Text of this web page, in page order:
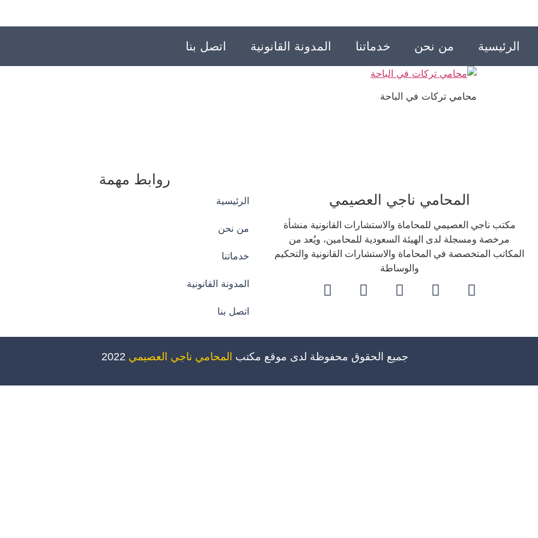
الرئيسية من نحن خدماتنا المدونة القانونية اتصل بنا
محامي تركات في الباحة
المحامي ناجي العصيمي
مكتب ناجي العصيمي للمحاماة والاستشارات القانونية منشأة
مرخصة ومسجلة لدى الهيئة السعودية للمحامين، ويُعد من
المكاتب المتخصصة في المحاماة والاستشارات القانونية والتحكيم
والوساطة
روابط مهمة
الرئيسية
من نحن
خدماتنا
المدونة القانونية
اتصل بنا
جميع الحقوق محفوظة لدى موقع مكتب المحامي ناجي العصيمي